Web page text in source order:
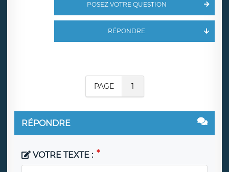
POSEZ VOTRE QUESTION
RÉPONDRE
PAGE 1
RÉPONDRE
VOTRE TEXTE :